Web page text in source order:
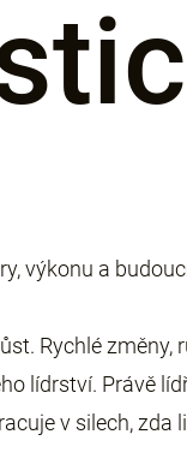
výkonu a
Rychlé změny,
lídrství. Právě
v silech, zda